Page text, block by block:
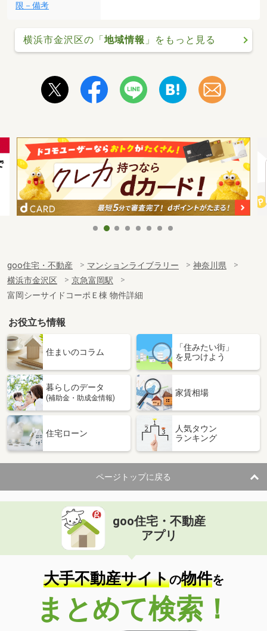
限－備考
横浜市金沢区の「地域情報 」をもっと見る
goo住宅・不動産 マンションライブラリー
神奈川県
横浜市金沢区
京急富岡駅
富岡シーサイドコーポＥ棟 物件詳細
お役立ち情報
住まいのコラム
「住みたい街」
を見つけよう
暮らしのデータ
(補助金・助成金情報)
家賃相場
住宅ローン
人気タウン
ランキング
ページトップに戻る
goo住宅・不動産
アプリ
大手不動産サイトの物件を
まとめて検索！